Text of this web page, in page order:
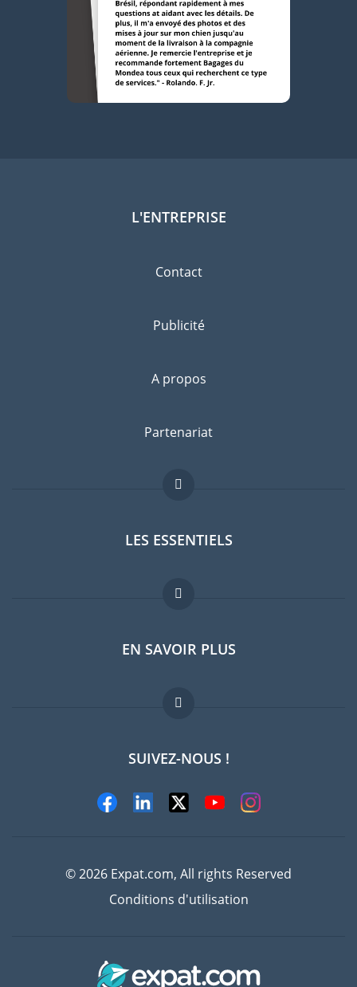
L'ENTREPRISE
Contact
Publicité
A propos
Partenariat
LES ESSENTIELS
Forum expatriés
Guides pays
Offres d'emploi
EN SAVOIR PLUS
FAQ
Experts
SUIVEZ-NOUS !
© 2026 Expat.com, All rights Reserved
Conditions d'utilisation